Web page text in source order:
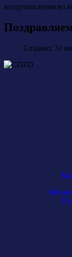
воодушевления во
Создано: 31
Мы